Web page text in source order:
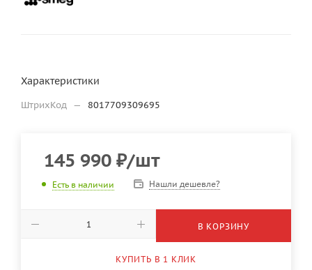
Характеристики
ШтрихКод — 8017709309695
145 990 ₽/шт
Есть в наличии Нашли дешевле?
В КОРЗИНУ
КУПИТЬ В 1 КЛИК